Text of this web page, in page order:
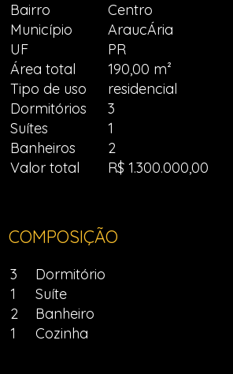
Bairro
Centro
Município
AraucÁria
UF
PR
Área total
190,00 m²
Tipo de uso
residencial
Dormitórios
3
Suítes
1
Banheiros
2
Valor total
R$ 1.300.000,00
COMPOSIÇÃO
3
Dormitório
1
Suíte
2
Banheiro
1
Cozinha